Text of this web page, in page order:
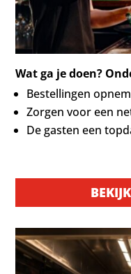
Wat ga je doen?
Bestellingen
Zorgen voor een
De gasten een